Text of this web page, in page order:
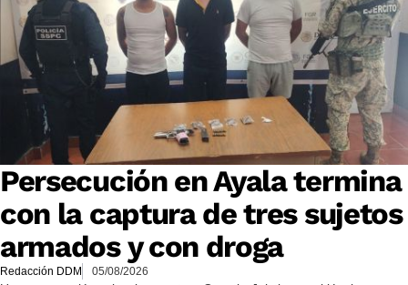
Persecución en Ayala termina
con la captura de tres sujetos
armados y con droga
Redacción DDM 05/08/2026